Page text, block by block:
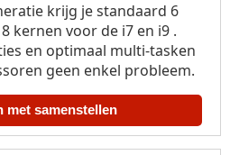
krijg je standaard 6
kernen voor de i7 en i9 .
en optimaal multi-tasken
geen enkel probleem.
met samenstellen